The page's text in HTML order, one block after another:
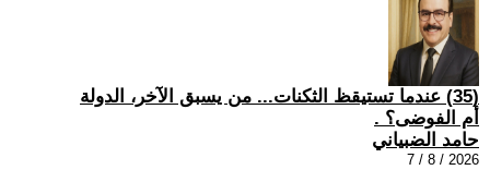
(35) عندما تستيقظ الثكنات... من يسبق الآخر، الدولة
أم الفوضى؟ .
حامد الضبياني
2026 / 8 / 7